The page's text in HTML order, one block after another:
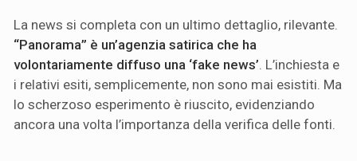
La news si completa con un ultimo dettaglio, rilevante.
“Panorama” è un’agenzia satirica che ha
volontariamente diffuso una ‘fake news’. L’inchiesta e
i relativi esiti, semplicemente, non sono mai esistiti. Ma
lo scherzoso esperimento è riuscito, evidenziando
ancora una volta l’importanza della verifica delle fonti.